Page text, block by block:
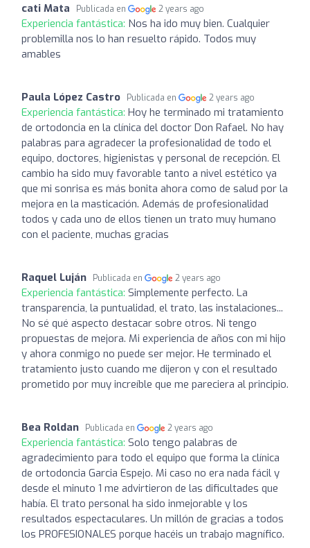
cati Mata Publicada en 2 years ago
Experiencia fantástica: Nos ha ido muy bien. Cualquier
problemilla nos lo han resuelto rápido. Todos muy
amables
Paula López Castro Publicada en 2 years ago
Experiencia fantástica: Hoy he terminado mi tratamiento
de ortodoncia en la clínica del doctor Don Rafael. No hay
palabras para agradecer la profesionalidad de todo el
equipo, doctores, higienistas y personal de recepción. El
cambio ha sido muy favorable tanto a nivel estético ya
que mi sonrisa es más bonita ahora como de salud por la
mejora en la masticación. Además de profesionalidad
todos y cada uno de ellos tienen un trato muy humano
con el paciente, muchas gracias
Raquel Luján Publicada en 2 years ago
Experiencia fantástica: Simplemente perfecto. La
transparencia, la puntualidad, el trato, las instalaciones...
No sé qué aspecto destacar sobre otros. Ni tengo
propuestas de mejora. Mi experiencia de años con mi hijo
y ahora conmigo no puede ser mejor. He terminado el
tratamiento justo cuando me dijeron y con el resultado
prometido por muy increíble que me pareciera al principio.
Bea Roldan Publicada en 2 years ago
Experiencia fantástica: Solo tengo palabras de
agradecimiento para todo el equipo que forma la clínica
de ortodoncia Garcia Espejo. Mi caso no era nada fácil y
desde el minuto 1 me advirtieron de las dificultades que
había. El trato personal ha sido inmejorable y los
resultados espectaculares. Un millón de gracias a todos
los PROFESIONALES porque hacéis un trabajo magnífico.